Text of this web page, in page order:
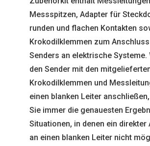
Messspitzen, Adapter für
runden und flachen Kontakten
Krokodilklemmen zum
Senders an elektrische Systeme.
den Sender mit den
Krokodilklemmen und
einen blanken Leiter
Sie immer die genauesten
Situationen, in denen ein direkter
an einen blanken Leiter nicht